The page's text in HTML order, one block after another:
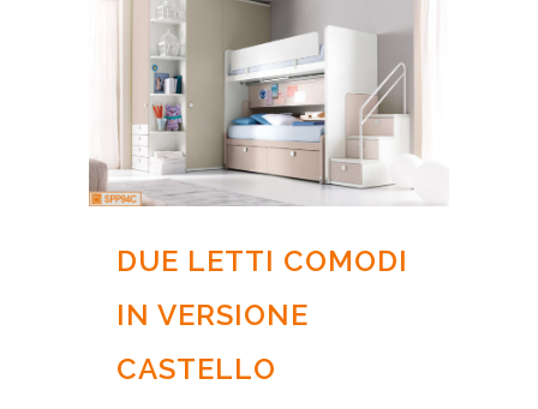
DUE LETTI COMODI
IN VERSIONE
CASTELLO